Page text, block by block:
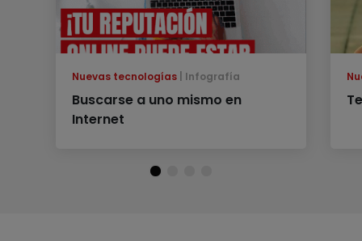
Nuevas tecnologías Infografía
Buscarse a uno mismo en
Internet